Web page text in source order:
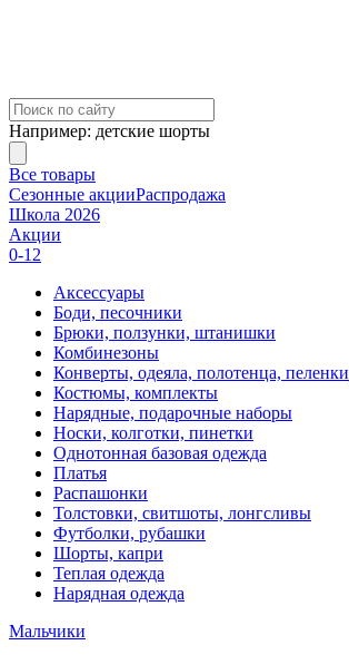
Например: детские шорты
Все товары
Сезонные акцииРаспродажа
Школа 2026
Акции
0-12
Аксессуары
Боди, песочники
Брюки, ползунки, штанишки
Комбинезоны
Конверты, одеяла, полотенца, пеленки
Костюмы, комплекты
Нарядные, подарочные наборы
Носки, колготки, пинетки
Однотонная базовая одежда
Платья
Распашонки
Толстовки, свитшоты, лонгсливы
Футболки, рубашки
Шорты, капри
Теплая одежда
Нарядная одежда
Мальчики